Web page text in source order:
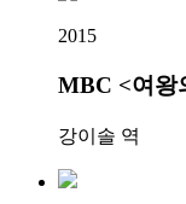
2015
MBC <여왕
강이솔 역